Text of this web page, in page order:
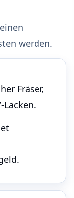
werden.
Fräser,
Lacken.